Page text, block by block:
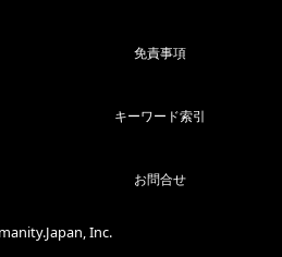
免責事項
キーワード索引
お問合せ
Inc.